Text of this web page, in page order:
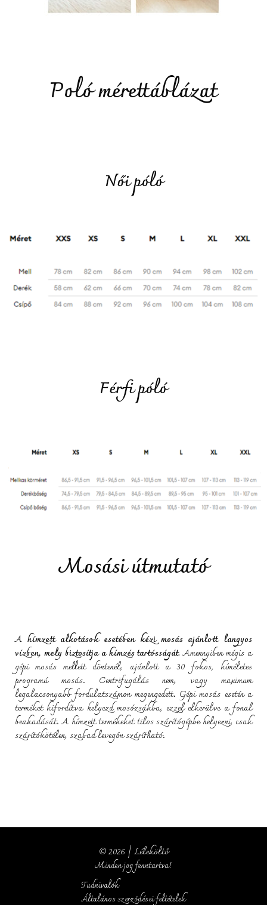
Poló mérettáblázat
Női póló
Férfi póló
Mosási útmutató
A hímzett alkotások esetében kézi mosás ajánlott langyos
vízben, mely biztosítja a hímzés tartósságát.Amennyiben mégis a
gépi mosás mellett döntenél, ajánlott a 30 fokos, kíméletes
programú mosás. Centrifugálás nem, vagy maximum
legalacsonyabb fordulatszámon megengedett. Gépi mosás esetén a
terméket kifordítva helyezd mosózsákba, ezzel elkerülve a fonal
beakadását. A hímzett termékekettilos szárítógépbe helyezni, csak
szárítókötélen, szabad levegőn szárítható.
© 2026 | Léleköltő
Minden jog fenntartva!
Tudnivalók
Általános szerződései feltételek